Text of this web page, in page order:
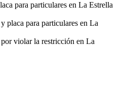
para particulares en La Estrella
placa para particulares en La
violar la restricción en La